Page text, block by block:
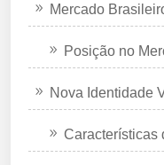
Mercado
Posição no
Nova Identidade
Características